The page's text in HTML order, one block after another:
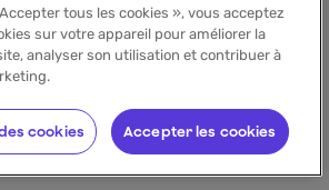
tous les cookies », vous acceptez
sur votre appareil pour améliorer la
analyser son utilisation et contribuer à
Accepter les cookies
cookies